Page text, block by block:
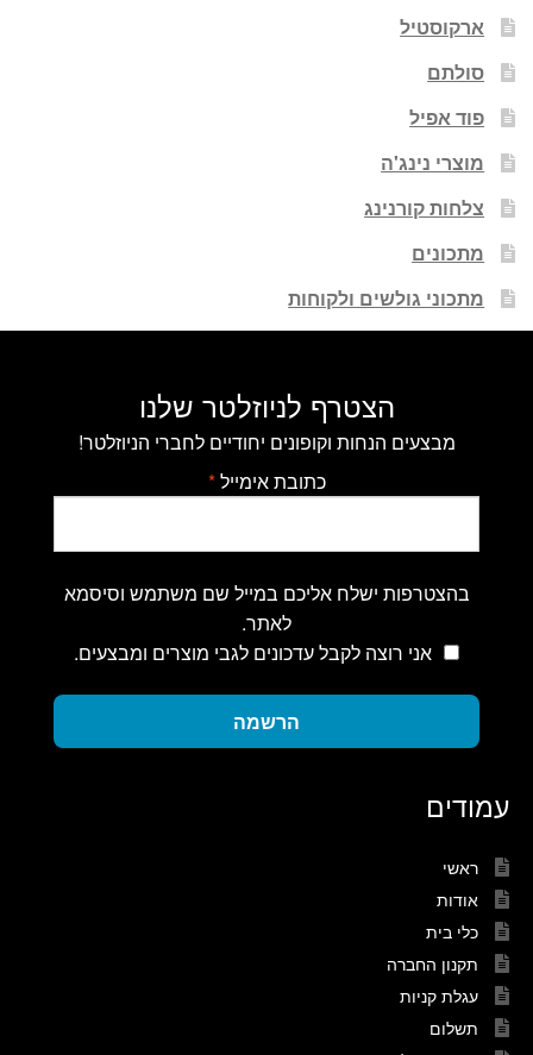
ארקוסטיל
סולתם
פוד אפיל
מוצרי נינג'ה
צלחות קורנינג
מתכונים
מתכוני גולשים ולקוחות
הצטרף לניוזלטר שלנו
מבצעים הנחות וקופונים יחודיים לחברי הניוזלטר!
כתובת אימייל*
בהצטרפות ישלח אליכם במייל שם משתמש וסיסמא
לאתר.
אני רוצה לקבל עדכונים לגבי מוצרים ומבצעים.
הרשמה
עמודים
ראשי
אודות
כלי בית
תקנון החברה
עגלת קניות
תשלום